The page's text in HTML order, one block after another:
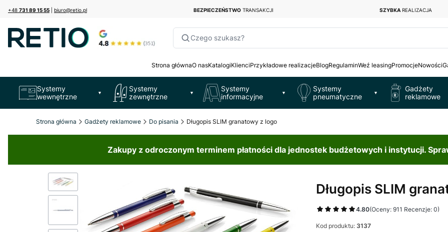
+48 731 89 15 55 biuro@retio.pl BEZPIECZEŃSTWO TRANSAKCJI SZYBKAREALIZACJA
Czego szukasz?
Strona głównaO nasKatalogiKlienciPrzykładowe realizacjeBlogRegulaminWeź leasingPromocjeNowości
Systemy
wewnętrzne
▼
Systemy
zewnętrzne
▼
Systemy
informacyjne
▼
Systemy
pneumatyczne
▼
Gadżety
reklamowe
Strona główna Gadżety reklamowe Do pisania Długopis SLIM granatowy z logo
Zakupy z odroczonym terminem płatności dla jednostek budżetowych i instytucji.
Długopis SLIM
4.80(Oceny: 911 Recenzje: 0)
Kod produktu: 3137